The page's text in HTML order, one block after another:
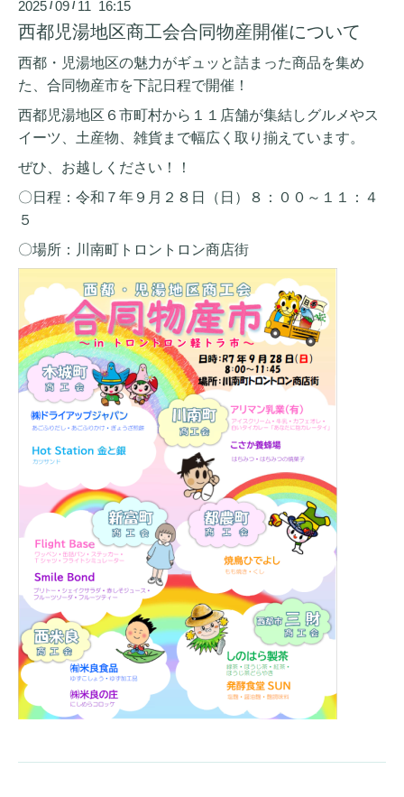
2025 /09 / 11 16:15
西都児湯地区商工会合同物産開催について
西都・児湯地区の魅力がギュッと詰まった商品を集め
た、合同物産市を下記日程で開催！
西都児湯地区６市町村から１１店舗が集結しグルメやス
イーツ、土産物、雑貨まで幅広く取り揃えています。
ぜひ、お越しください！！
〇日程：令和７年９月２８日（日）８：００～１１：４
５
〇場所：川南町トロントロン商店街